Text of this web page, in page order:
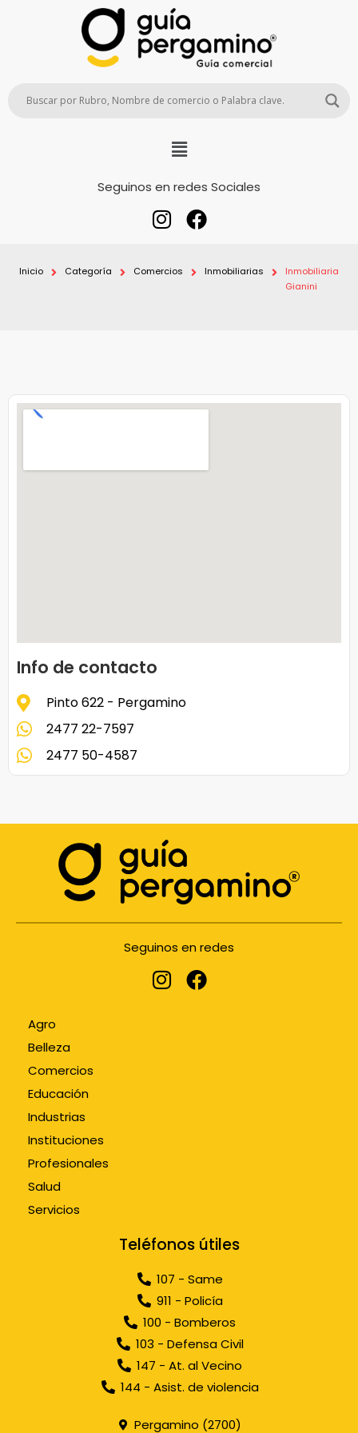
Seguinos en redes Sociales
Inicio Categoría Comercios Inmobiliarias
Inmobiliaria
Gianini
Info de contacto
Pinto 622 - Pergamino
2477 22-7597
2477 50-4587
Seguinos en redes
Agro
Belleza
Comercios
Educación
Industrias
Instituciones
Profesionales
Salud
Servicios
Teléfonos útiles
107 - Same
911 - Policía
100 - Bomberos
103 - Defensa Civil
147 - At. al Vecino
144 - Asist. de violencia
Pergamino (2700)